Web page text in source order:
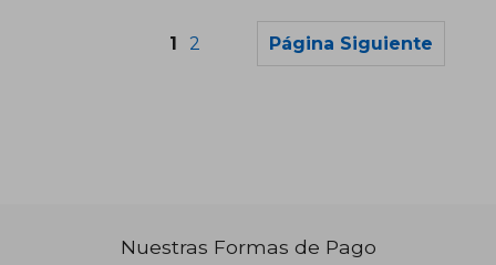
1 2 Página Siguiente
Nuestras Formas de Pago